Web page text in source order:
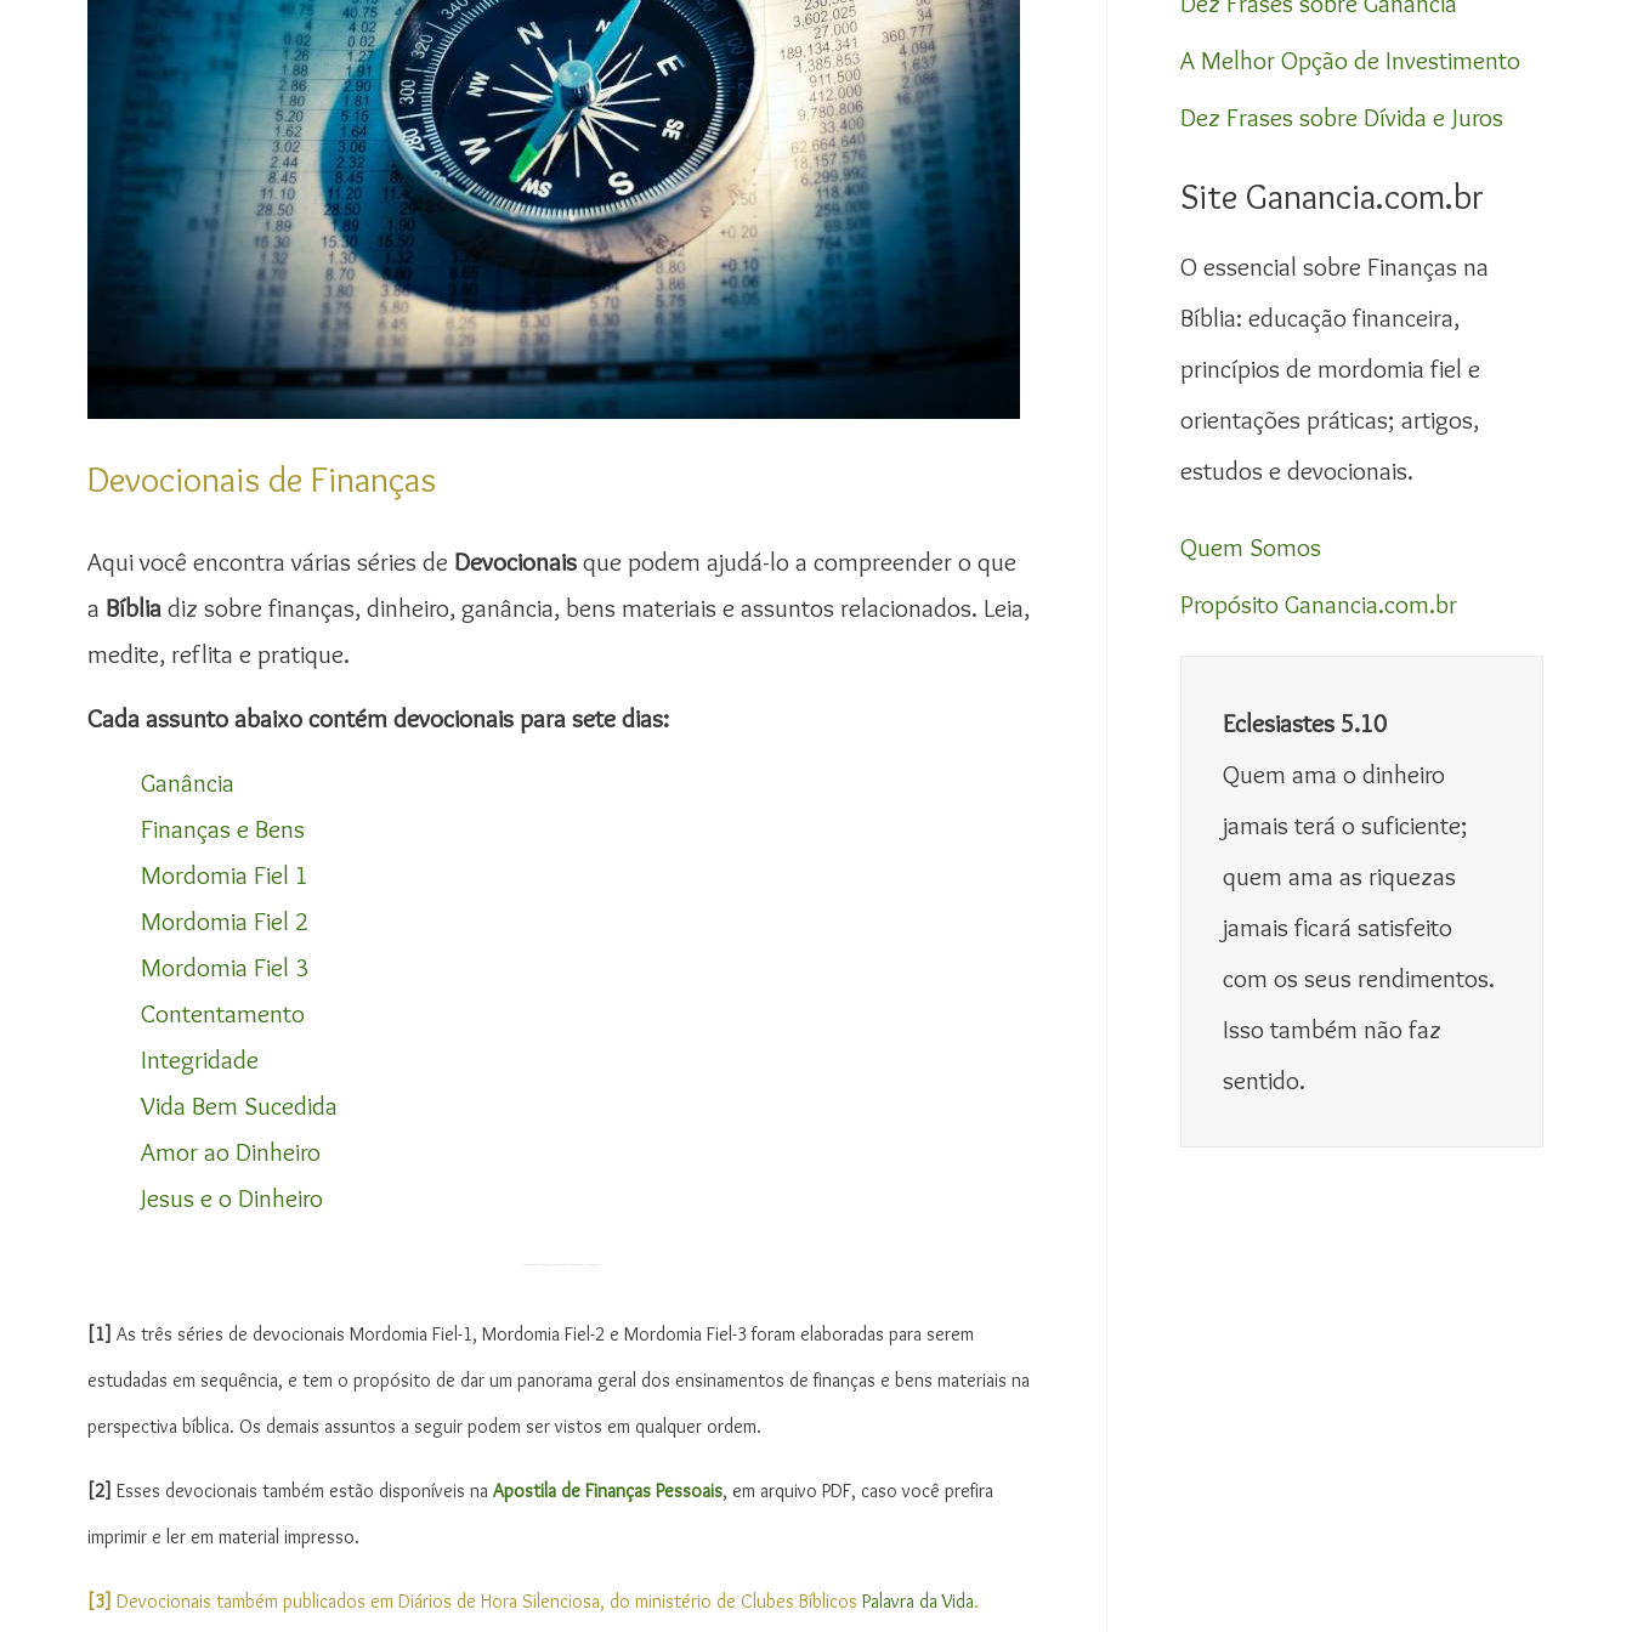
Devocionais de Finanças
Aqui você encontra várias séries de Devocionais que podem ajudá-lo a compreender o que
a Bíblia diz sobre finanças, dinheiro, ganância, bens materiais e assuntos relacionados. Leia,
medite, reflita e pratique.
Cada assunto abaixo contém devocionais para sete dias:
Ganância
Finanças e Bens
Mordomia Fiel 1
Mordomia Fiel 2
Mordomia Fiel 3
Contentamento
Integridade
Vida Bem Sucedida
Amor ao Dinheiro
Jesus e o Dinheiro
[1] As três séries de devocionais Mordomia Fiel-1, Mordomia Fiel-2 e Mordomia Fiel-3 foram elaboradas para serem
estudadas em sequência, e tem o propósito de dar um panorama geral dos ensinamentos de finanças e bens materiais na
perspectiva bíblica. Os demais assuntos a seguir podem ser vistos em qualquer ordem.
[2] Esses devocionais também estão disponíveis na Apostila de Finanças Pessoais, em arquivo PDF, caso você prefira
imprimir e ler em material impresso.
[3] Devocionais também publicados em Diários de Hora Silenciosa, do ministério de Clubes Bíblicos Palavra da Vida.
A Melhor Opção de Investimento
Dez Frases sobre Dívida e Juros
Site Ganancia.com.br
O essencial sobre Finanças na
Bíblia: educação financeira,
princípios de mordomia fiel e
orientações práticas; artigos,
estudos e devocionais.
Quem Somos
Propósito Ganancia.com.br
Eclesiastes 5.10
Quem ama o dinheiro
jamais terá o suficiente;
quem ama as riquezas
jamais ficará satisfeito
com os seus rendimentos.
Isso também não faz
sentido.